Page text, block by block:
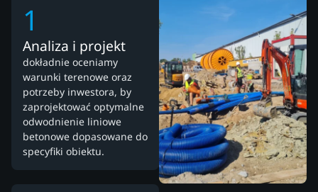
1
Analiza i projekt
dokładnie oceniamy
warunki terenowe oraz
potrzeby inwestora, by
zaprojektować optymalne
odwodnienie liniowe
betonowe dopasowane do
specyfiki obiektu.